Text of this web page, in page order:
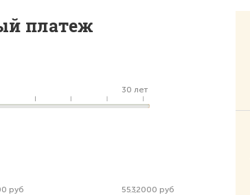
платеж
30 лет
руб 5532000 руб